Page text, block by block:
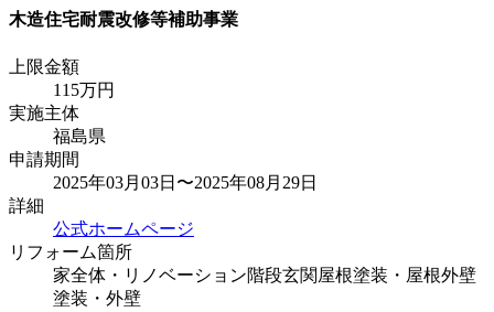
木造住宅耐震改修等補助事業
上限金額
115万円
実施主体
福島県
申請期間
2025年03月03日〜2025年08月29日
詳細
公式ホームページ
リフォーム箇所
家全体・リノベーション階段玄関 屋根塗装・屋根外壁
塗装・外壁